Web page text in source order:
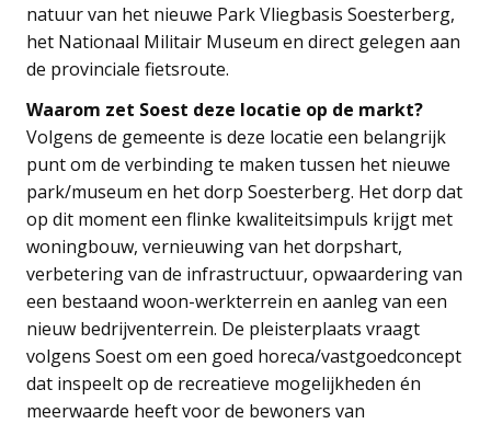
natuur van het nieuwe Park Vliegbasis Soesterberg,
het Nationaal Militair Museum en direct gelegen aan
de provinciale fietsroute.
Waarom zet Soest deze locatie op de markt?
Volgens de gemeente is deze locatie een belangrijk
punt om de verbinding te maken tussen het nieuwe
park/museum en het dorp Soesterberg. Het dorp dat
op dit moment een flinke kwaliteitsimpuls krijgt met
woningbouw, vernieuwing van het dorpshart,
verbetering van de infrastructuur, opwaardering van
een bestaand woon-werkterrein en aanleg van een
nieuw bedrijventerrein. De pleisterplaats vraagt
volgens Soest om een goed horeca/vastgoedconcept
dat inspeelt op de recreatieve mogelijkheden én
meerwaarde heeft voor de bewoners van